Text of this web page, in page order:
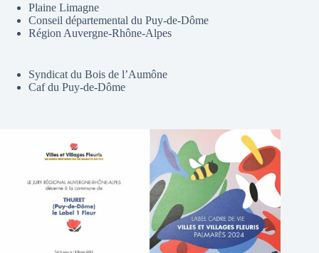
Plaine Limagne
Conseil départemental du Puy-de-Dôme
Région Auvergne-Rhône-Alpes
Syndicat du Bois de l’Aumône
Caf du Puy-de-Dôme